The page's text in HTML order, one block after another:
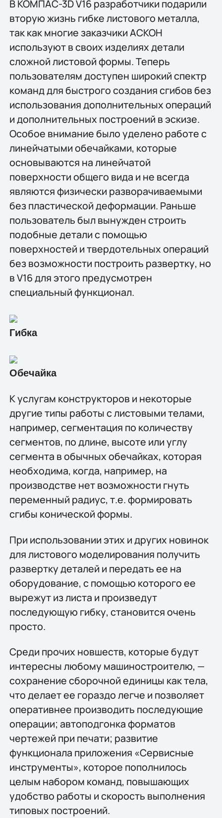
В КОМПАС-3D V16 разработчики подарили
вторую жизнь гибке листового металла,
так как многие заказчики АСКОН
используют в своих изделиях детали
сложной листовой формы. Теперь
пользователям доступен широкий спектр
команд для быстрого создания сгибов без
использования дополнительных операций
и дополнительных построений в эскизе.
Особое внимание было уделено работе с
линейчатыми обечайками, которые
основываются на линейчатой
поверхности общего вида и не всегда
являются физически разворачиваемыми
без пластической деформации. Раньше
пользователь был вынужден строить
подобные детали с помощью
поверхностей и твердотельных операций
без возможности построить развертку, но
в V16 для этого предусмотрен
специальный функционал.
Гибка
Обечайка
К услугам конструкторов и некоторые
другие типы работы с листовыми телами,
например, сегментация по количеству
сегментов, по длине, высоте или углу
сегмента в обычных обечайках, которая
необходима, когда, например, на
производстве нет возможности гнуть
переменный радиус, т.е. формировать
сгибы конической формы.
При использовании этих и других новинок
для листового моделирования получить
развертку деталей и передать ее на
оборудование, с помощью которого ее
вырежут из листа и произведут
последующую гибку, становится очень
просто.
Среди прочих новшеств, которые будут
интересны любому машиностроителю, —
сохранение сборочной единицы как тела,
что делает ее гораздо легче и позволяет
оперативнее производить последующие
операции; автоподгонка форматов
чертежей при печати; развитие
функционала приложения «Сервисные
инструменты», которое пополнилось
целым набором команд, повышающих
удобство работы и скорость выполнения
типовых построений.